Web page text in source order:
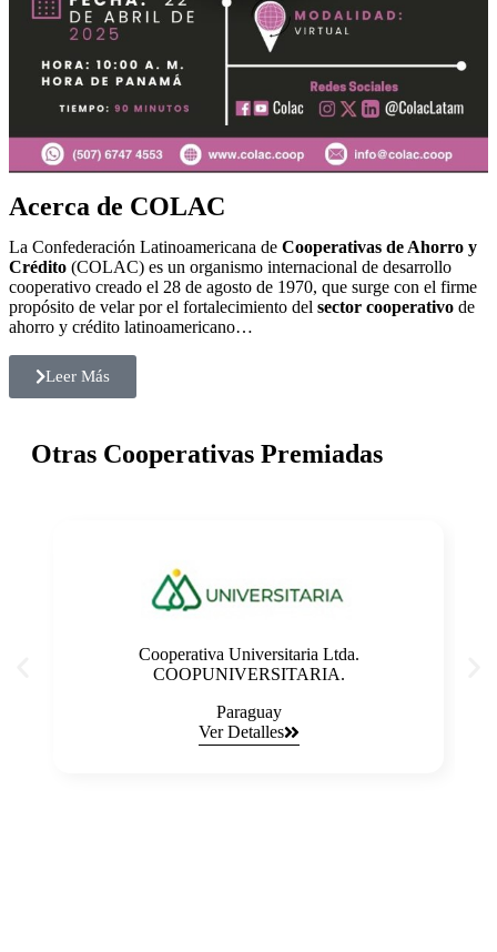
Acerca de COLAC
La Confederación Latinoamericana de Cooperativas de Ahorro y
Crédito (COLAC) es un organismo internacional de desarrollo
cooperativo creado el 28 de agosto de 1970, que surge con el firme
propósito de velar por el fortalecimiento del sector cooperativo de
ahorro y crédito latinoamericano…
Leer Más
Otras Cooperativas Premiadas
Cooperativa Universitaria Ltda.
COOPUNIVERSITARIA.
Paraguay
Ver Detalles